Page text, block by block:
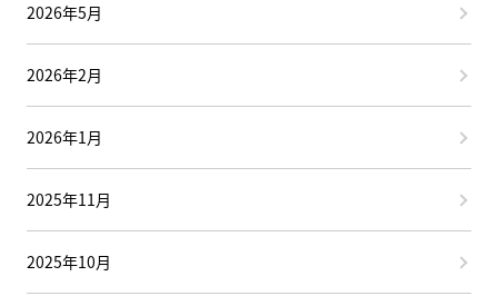
2026年5月
2026年2月
2026年1月
2025年11月
2025年10月